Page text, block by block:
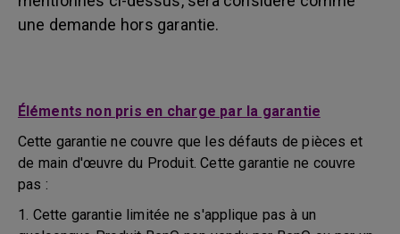
une demande hors garantie.
Éléments non pris en charge par la garantie
Cette garantie ne couvre que les défauts de pièces et
de main d'œuvre du Produit. Cette garantie ne couvre
pas :
1. Cette garantie limitée ne s'applique pas à un